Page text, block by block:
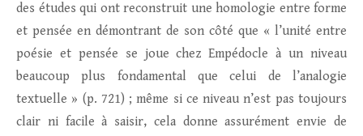
des études qui ont reconstruit une homologie entre forme
et pensée en démontrant de son côté que « l’unité entre
poésie et pensée se joue chez Empédocle à un niveau
beaucoup plus fondamental que celui de l’analogie
textuelle » (p. 721) ; même si ce niveau n’est pas toujours
clair ni facile à saisir, cela donne assurément envie de